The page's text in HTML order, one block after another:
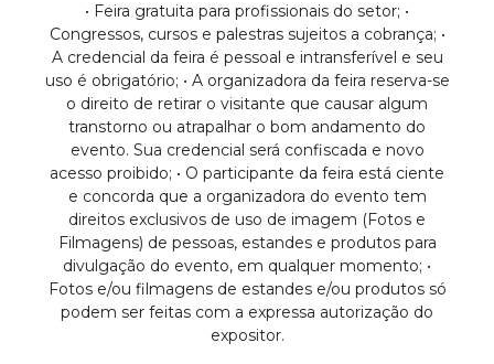
• Feira gratuita para profissionais do setor; •
Congressos, cursos e palestras sujeitos a cobrança; •
A credencial da feira é pessoal e intransferível e seu
uso é obrigatório; • A organizadora da feira reserva-se
o direito de retirar o visitante que causar algum
transtorno ou atrapalhar o bom andamento do
evento. Sua credencial será confiscada e novo
acesso proibido; • O participante da feira está ciente
e concorda que a organizadora do evento tem
direitos exclusivos de uso de imagem (Fotos e
Filmagens) de pessoas, estandes e produtos para
divulgação do evento, em qualquer momento; •
Fotos e/ou filmagens de estandes e/ou produtos só
podem ser feitas com a expressa autorização do
expositor.